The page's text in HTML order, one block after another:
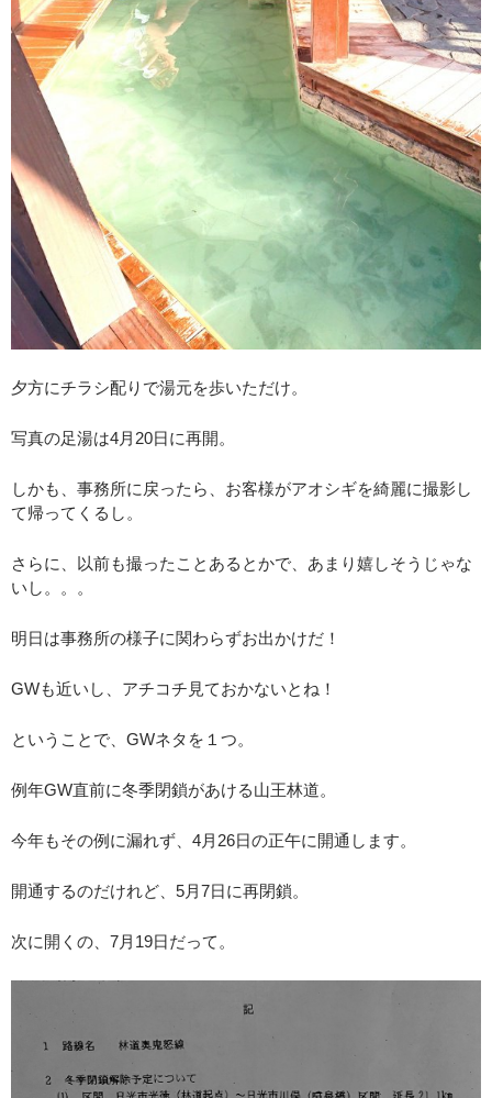
夕方にチラシ配りで湯元を歩いただけ。
写真の足湯は4月20日に再開。
しかも、事務所に戻ったら、お客様がアオシギを綺麗に撮影し
て帰ってくるし。
さらに、以前も撮ったことあるとかで、あまり嬉しそうじゃな
いし。。。
明日は事務所の様子に関わらずお出かけだ！
GWも近いし、アチコチ見ておかないとね！
ということで、GWネタを１つ。
例年GW直前に冬季閉鎖があける山王林道。
今年もその例に漏れず、4月26日の正午に開通します。
開通するのだけれど、5月7日に再閉鎖。
次に開くの、7月19日だって。